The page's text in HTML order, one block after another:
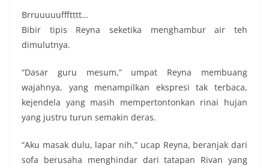
Brruuuuuffftttt…
Bibir tipis Reyna seketika menghambur air teh
dimulutnya.
“Dasar guru mesum,” umpat Reyna membuang
wajahnya, yang menampilkan ekspresi tak terbaca,
kejendela yang masih mempertontonkan rinai hujan
yang justru turun semakin deras.
“Aku masak dulu, lapar nih,” ucap Reyna, beranjak dari
sofa berusaha menghindar dari tatapan Rivan yang